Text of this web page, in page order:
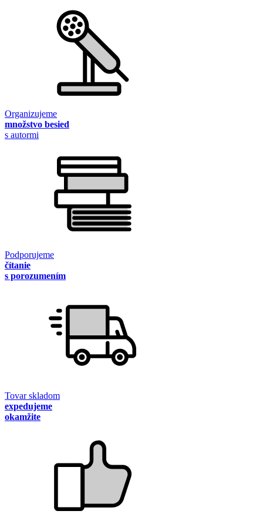
Organizujeme
množstvo besied
s autormi
Podporujeme
čítanie
s porozumením
Tovar skladom
expedujeme
okamžite